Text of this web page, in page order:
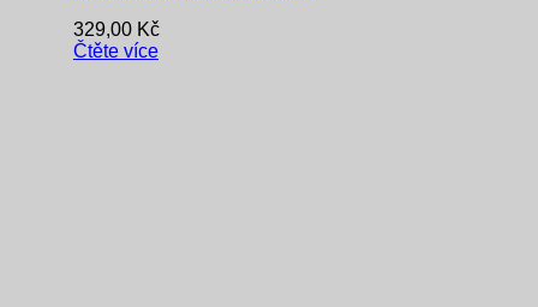
329,00 Kč
Čtěte více